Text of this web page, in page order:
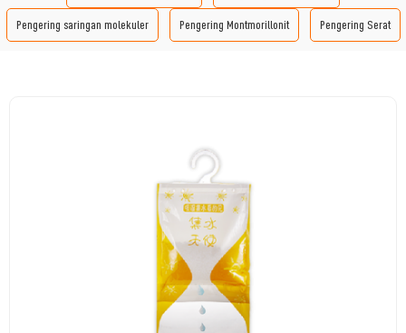
Pengering saringan molekuler Pengering Montmorillonit Pengering Serat